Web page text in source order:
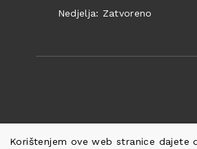
Korištenjem ove web stranice dajete
Nedjelja: Zatvoreno